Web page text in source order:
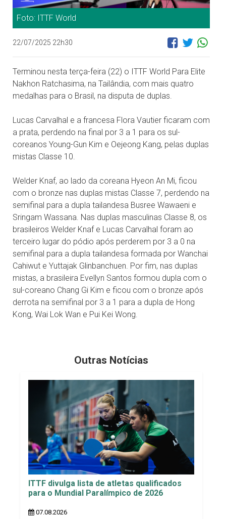
Foto: ITTF World
22/07/2025 22h30
Terminou nesta terça-feira (22) o ITTF World Para Elite
Nakhon Ratchasima, na Tailândia, com mais quatro
medalhas para o Brasil, na disputa de duplas.
Lucas Carvalhal e a francesa Flora Vautier ficaram com
a prata, perdendo na final por 3 a 1 para os sul-
coreanos Young-Gun Kim e Oejeong Kang, pelas duplas
mistas Classe 10.
Welder Knaf, ao lado da coreana Hyeon An Mi, ficou
com o bronze nas duplas mistas Classe 7, perdendo na
semifinal para a dupla tailandesa Busree Wawaeni e
Sringam Wassana. Nas duplas masculinas Classe 8, os
brasileiros Welder Knaf e Lucas Carvalhal foram ao
terceiro lugar do pódio após perderem por 3 a 0 na
semifinal para a dupla tailandesa formada por Wanchai
Cahiwut e Yuttajak Glinbanchuen. Por fim, nas duplas
mistas, a brasileira Evellyn Santos formou dupla com o
sul-coreano Chang Gi Kim e ficou com o bronze após
derrota na semifinal por 3 a 1 para a dupla de Hong
Kong, Wai Lok Wan e Pui Kei Wong.
Outras Notícias
ITTF divulga lista de atletas qualificados
para o Mundial Paralímpico de 2026
07.08.2026